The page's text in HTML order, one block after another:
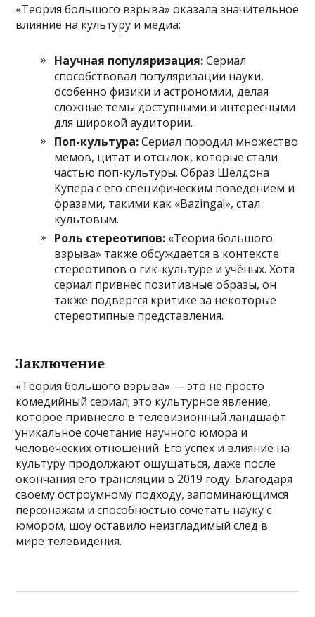
«Теория большого взрыва» оказала значительное
влияние на культуру и медиа:
Научная популяризация:Сериал
способствовал популяризации науки,
особенно физики и астрономии, делая
сложные темы доступными и интересными
для широкой аудитории.
Поп-культура:Сериал породил множество
мемов, цитат и отсылок, которые стали
частью поп-культуры. Образ Шелдона
Купера с его специфическим поведением и
фразами, такими как «Bazinga!», стал
культовым.
Роль стереотипов: «Теория большого
взрыва» также обсуждается в контексте
стереотипов о гик-культуре и учёных. Хотя
сериал привнес позитивные образы, он
также подвергся критике за некоторые
стереотипные представления.
Заключение
«Теория большого взрыва» — это не просто
комедийный сериал; это культурное явление,
которое привнесло в телевизионный ландшафт
уникальное сочетание научного юмора и
человеческих отношений. Его успех и влияние на
культуру продолжают ощущаться, даже после
окончания его трансляции в 2019 году. Благодаря
своему остроумному подходу, запоминающимся
персонажам и способностью сочетать науку с
юмором, шоу оставило неизгладимый след в
мире телевидения.